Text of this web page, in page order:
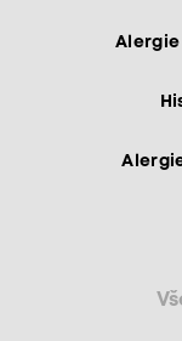
Alergie